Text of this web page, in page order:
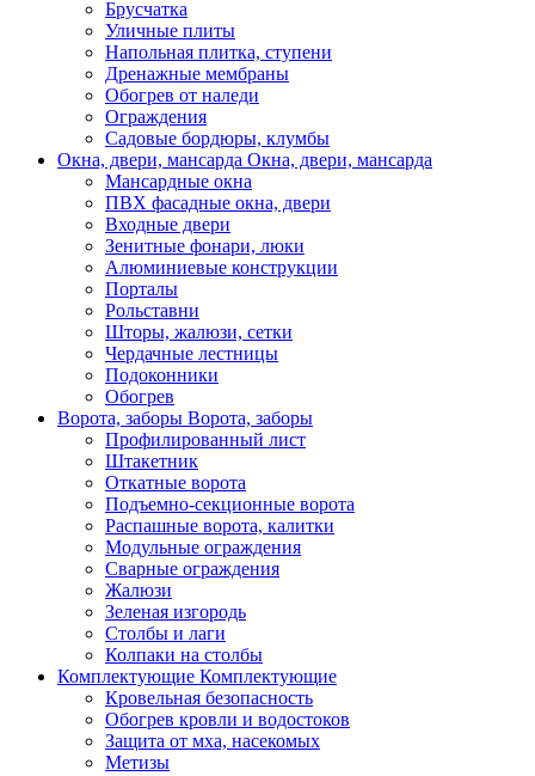
Брусчатка
Уличные плиты
Напольная плитка, ступени
Дренажные мембраны
Обогрев от наледи
Ограждения
Садовые бордюры, клумбы
Окна, двери, мансарда Окна, двери, мансарда
Мансардные окна
ПВХ фасадные окна, двери
Входные двери
Зенитные фонари, люки
Алюминиевые конструкции
Порталы
Рольставни
Шторы, жалюзи, сетки
Чердачные лестницы
Подоконники
Обогрев
Ворота, заборы Ворота, заборы
Профилированный лист
Штакетник
Откатные ворота
Подъемно-секционные ворота
Распашные ворота, калитки
Модульные ограждения
Сварные ограждения
Жалюзи
Зеленая изгородь
Столбы и лаги
Колпаки на столбы
Комплектующие Комплектующие
Кровельная безопасность
Обогрев кровли и водостоков
Защита от мха, насекомых
Метизы